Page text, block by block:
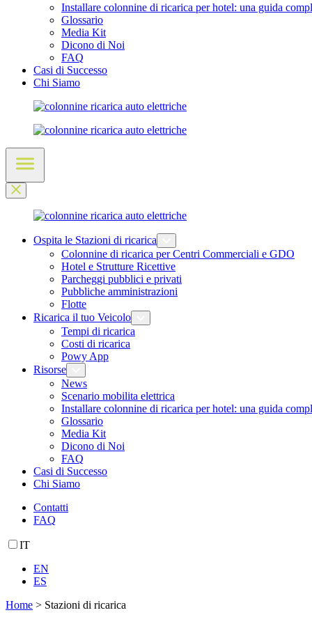
Installare colonnine di ricarica per hotel: una guida
Glossario
Media Kit
Dicono di Noi
FAQ
Casi di Successo
Chi Siamo
Ospita le Stazioni di ricarica
Colonnine di ricarica per Centri Commerciali e GDO
Hotel e Strutture Ricettive
Parcheggi pubblici e privati
Pubbliche amministrazioni
Flotte
Ricarica il tuo Veicolo
Tempi di ricarica
Costi di ricarica
Powy App
Risorse
News
Scenario mobilita elettrica
Installare colonnine di ricarica per hotel: una guida
Glossario
Media Kit
Dicono di Noi
FAQ
Casi di Successo
Chi Siamo
Contatti
FAQ
IT
EN
ES
Home > Stazioni di ricarica